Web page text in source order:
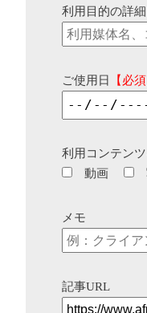
利用目的の詳細
ご使用日 【必須
利用コンテン
動画
メモ
記事URL